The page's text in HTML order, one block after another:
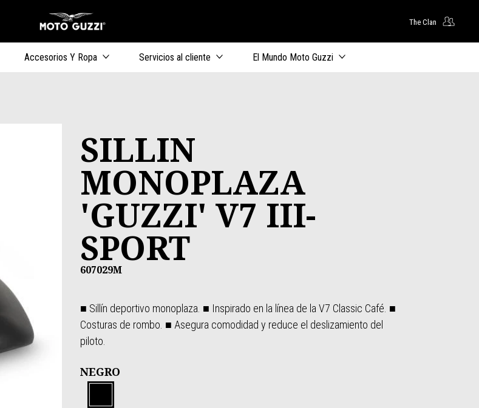
The Clan
Accesorios Y Ropa Servicios al cliente El Mundo Moto Guzzi
SILLIN
MONOPLAZA
'GUZZI' V7 III-
SPORT
607029M
■ Sillín deportivo monoplaza. ■ Inspirado en la línea de la V7 Classic Café. ■
Costuras de rombo. ■ Asegura comodidad y reduce el deslizamiento del
piloto.
NEGRO
NEGRO